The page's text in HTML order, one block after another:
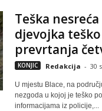
Teška
djevojka
prevrtanja
KONJIC Redakcija - 30
U mjestu Blace, na
nezgoda u kojoj je teško
informacijama iz policije,...